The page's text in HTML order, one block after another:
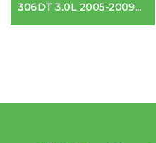
306DT 3.0L 2005-2009年
式 ランドローバー ディスカ